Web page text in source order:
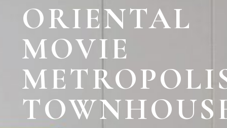
ORIENTAL
MOVIE